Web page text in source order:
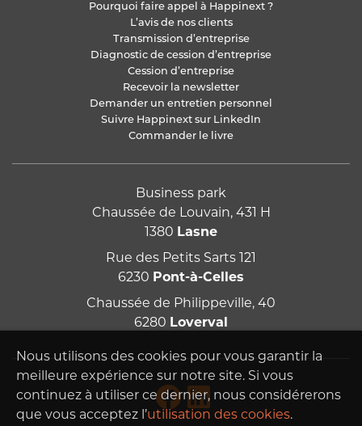
Pourquoi faire appel à Happinext ?
L’avis de nos clients
Transmission d’entreprise
Diagnostic de cession d’entreprise
Cession d’entreprise
Recevoir la newsletter
Demander un entretien personnel
Suivre Happinext sur LinkedIn
Commander le livre
Business park
Chaussée de Louvain, 431 H
1380 Lasne
Rue des Petits Sarts 121
6230 Pont-à-Celles
Chaussée de Philippeville, 40
6280 Loverval
Nous utilisons des cookies pour vous garantir la
meilleure expérience sur notre site. Si vous
continuez à utiliser ce dernier, nous considérerons
que vous acceptez l’utilisation des cookies.